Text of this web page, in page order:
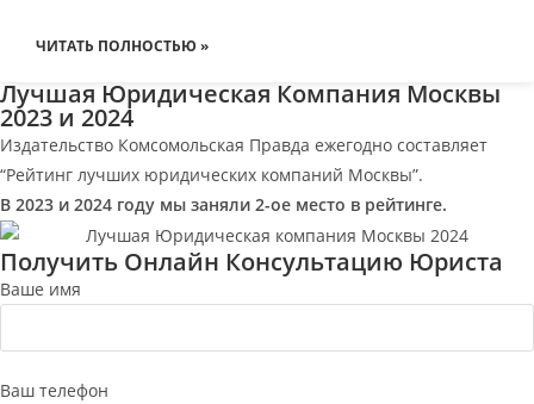
ЧИТАТЬ ПОЛНОСТЬЮ »
Лучшая Юридическая Компания Москвы
2023 и 2024
Издательство Комсомольская Правда ежегодно составляет
“Рейтинг лучших юридических компаний Москвы”.
В 2023 и 2024 году мы заняли 2-ое место в рейтинге.
Получить Онлайн Консультацию Юриста
Ваше имя
Ваш телефон